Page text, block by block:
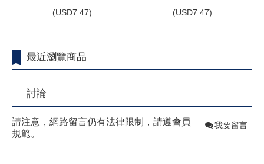
(USD7.47) (USD7.47)
最近瀏覽商品
討論
請注意，網路留言仍有法律限制，請遵會員
規範。
我要留言